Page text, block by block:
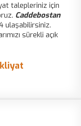
talepleriniz için
Caddebostan
ulaşabilirsiniz.
sürekli açık